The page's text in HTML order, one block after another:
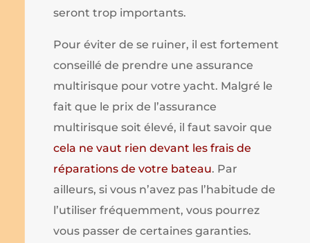
seront trop importants.
Pour éviter de se ruiner, il est fortement
conseillé de prendre une assurance
multirisque pour votre yacht. Malgré le
fait que le prix de l’assurance
multirisque soit élevé, il faut savoir que
cela ne vaut rien devant les frais de
réparations de votre bateau. Par
ailleurs, si vous n’avez pas l’habitude de
l’utiliser fréquemment, vous pourrez
vous passer de certaines garanties.